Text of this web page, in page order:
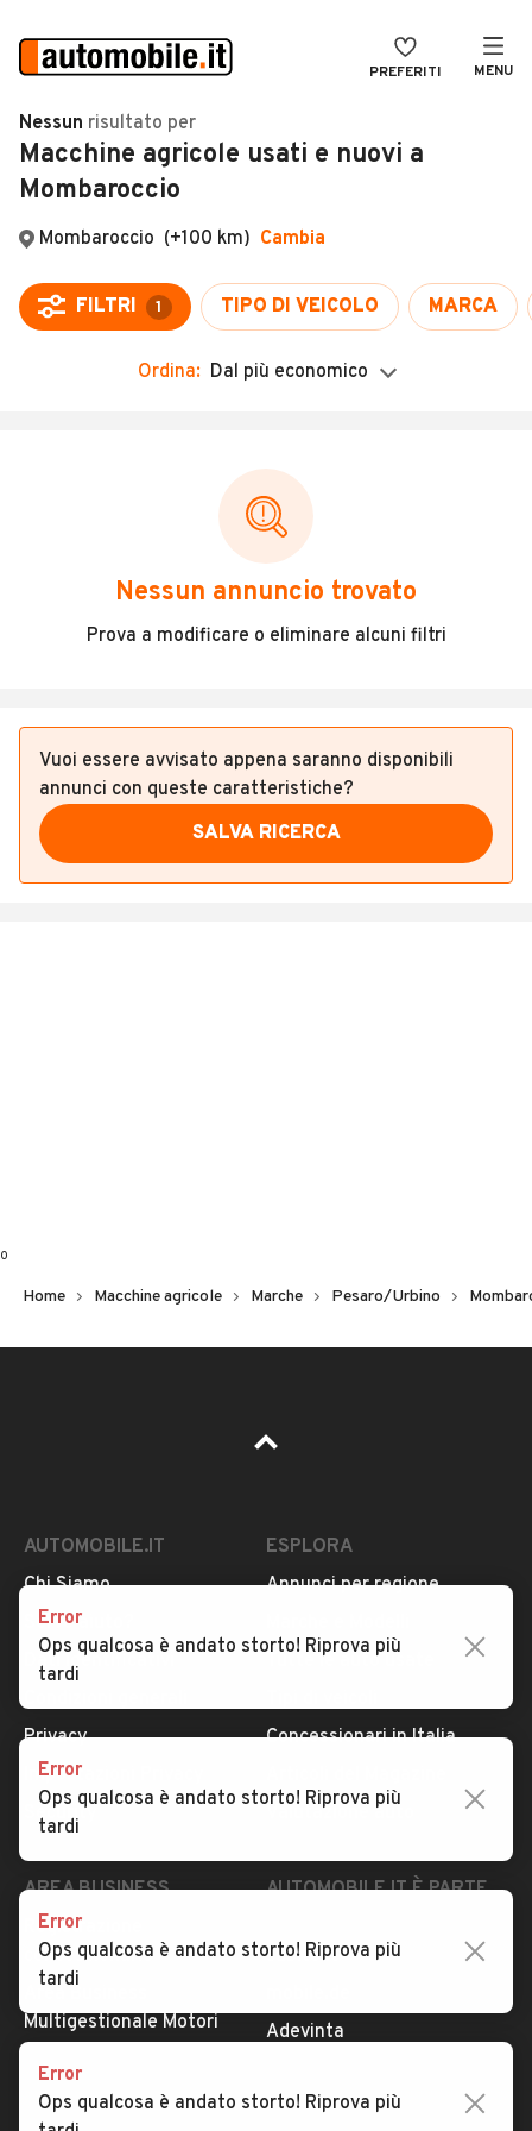
PREFERITI MENU
Auto
Auto usate
Auto Km 0
Auto Nuove
Concessionari
VENDI
MAGAZINE
ACCEDI
Nessun risultato per
Macchine agricole usati e nuovi a
Mombaroccio
Mombaroccio (+100 km) Cambia
FILTRI 1 TIPO DI VEICOLO MARCA
Ordina: Dal più economico
Nessun annuncio trovato
Prova a modificare o eliminare alcuni filtri
Vuoi essere avvisato appena saranno disponibili
annunci con queste caratteristiche?
SALVA RICERCA
0
Home Macchine agricole Marche Pesaro/Urbino
AUTOMOBILE.IT
Chi Siamo
Serve aiuto?
Dati identificativi
Privacy
Impostazioni Privacy
Security
ESPLORA
Annunci per regione
Tutte le auto usate
Concessionari in Italia
Valutazione auto
AREA BUSINESS
Registrazione
concessionario
Multigestionale Motori
AUTOMOBILE.IT È PARTE
subito.it
Adevinta
SEGUICI
Error
Ops qualcosa è andato storto! Riprova più
tardi
Error
Ops qualcosa è andato storto! Riprova più
tardi
Error
Ops qualcosa è andato storto! Riprova più
tardi
Error
Ops qualcosa è andato storto! Riprova più